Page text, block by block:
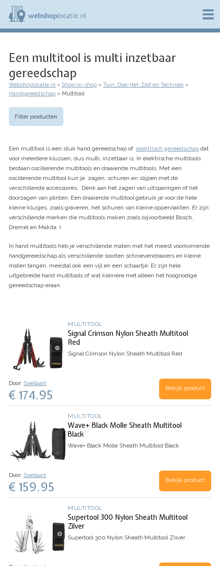
Overslaan
naar
de
b
s
h
o
p
l
o
a
e
.
n
l
Een multitool is multi inzetbaar
gereedschap
Kruimelpad
Webshoplocatie.nl Shop-in-shop
Tuin, Doe-Het-Zelf en Techniek
Handgereedschap
Multitool
Filter producten
Een multitool is een stuk hand gereedschap of elektrisch gereedschap dat
voor meerdere klussen, dus multi, inzetbaar is. In elektrische multitools
bestaan oscillerende multitools en draaiende multitools. Met een
oscillerende multitool kun je zagen, schuren en slijpen met de
verschillende accessoires. Denk aan het zagen van uitsparingen of het
doorzagen van plinten. Een draaiende multitool gebruik je voor de hele
kleine klusjes, zoals graveren, het schuren van kleine oppervlakten. Er zijn
verschillende merken die multitools maken zoals bijvoorbeeld Bosch,
Dremel en Makita. I
In hand multitools heb je verschillende maten met het meest voorkomende
handgereedschap als verschillende soorten schroevendraaiers en kleine
maten tangen, meestal ook een vijl en een schaartje. Er zijn hele
uitgebreide hand multitools of wat kleinere met alleen het hoognodige
gereedschap eraan.
MULTITOOL
Signal Crimson Nylon Sheath Multitool
Red
Signal Crimson Nylon Sheath Multitool Red
Door: Soellaart
€ 174.95 Bekijk product
MULTITOOL
Wave+ Black Molle Sheath Multitool
Black
Wave+ Black Molle Sheath Multitool Black
Door: Soellaart
€ 159.95 Bekijk product
MULTITOOL
Supertool 300 Nylon Sheath Multitool
Zilver
Supertool 300 Nylon Sheath Multitool Zilver